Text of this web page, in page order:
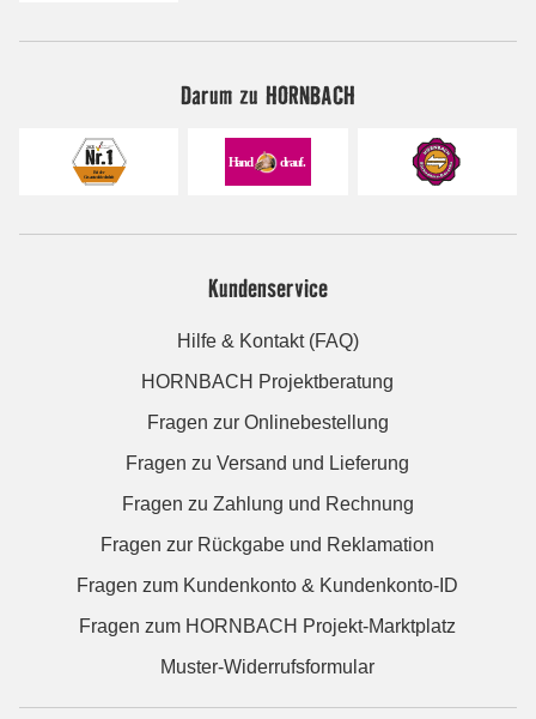
Darum zu HORNBACH
Kundenservice
Hilfe & Kontakt (FAQ)
HORNBACH Projektberatung
Fragen zur Onlinebestellung
Fragen zu Versand und Lieferung
Fragen zu Zahlung und Rechnung
Fragen zur Rückgabe und Reklamation
Fragen zum Kundenkonto & Kundenkonto-ID
Fragen zum HORNBACH Projekt-Marktplatz
Muster-Widerrufsformular